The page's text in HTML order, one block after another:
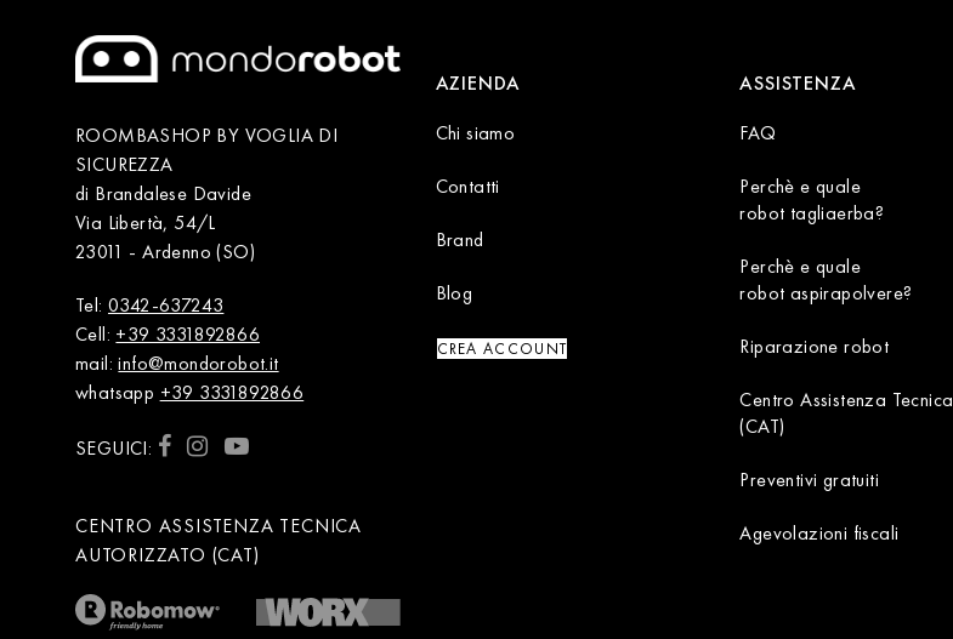
ROOMBASHOP BY VOGLIA DI
SICUREZZA
di Brandalese Davide
Via Libertà, 54/L
23011 - Ardenno (SO)
Tel: 0342-637243
Cell: +39 3331892866
mail:info@mondorobot.it
whatsapp +39 3331892866
SEGUICI:
CENTRO ASSISTENZA TECNICA
AUTORIZZATO (CAT)
AZIENDA
Chi siamo
Contatti
Brand
Blog
CREA ACCOUNT
ASSISTENZA
FAQ
Perchè e quale
robot tagliaerba?
Perchè e quale
robot aspirapolvere?
Riparazione robot
Centro Assistenza Tecnica
(CAT)
Preventivi gratuiti
Agevolazioni fiscali